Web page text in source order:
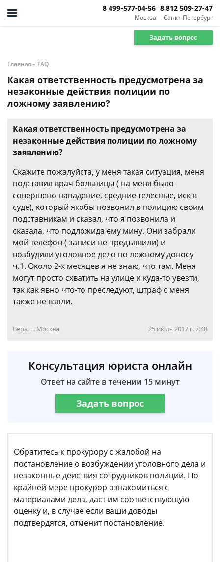
Москва
8 499-577-04-56
Санкт-Петербург
8 812 509-27-47
Задать вопрос
Главная - FAQ
Какая ответственность предусмотрена за
незаконные действия полиции по
ложному заявлению?
Какая ответственность предусмотрена за
незаконные действия полиции по ложному
заявлению?
Скажите пожалуйста, у меня такая ситуация, меня
подставил врач больницы ( на меня было
совершено нападение, средние телесные, иск в
суде), который якобы позвонил в полицию своим
подставникам и сказал, что я позвонила и
сказала, что подложида ему мину. Они забрали
мой телефон ( записи не предъявили) и
возбудили уголовное дело по ложному доносу
ч.1. Около 2-х месяцев я не знаю, что там. Меня
могут просто схватить на улице и куда-то увезти,
так как явно что-то преследуют, штраф с меня
также не взяли.
Вера, г. Москва 25 июля 2017 г. 7:48
Консультация юриста онлайн
Ответ на сайте в течении 15 минут
Задать вопрос
Обратитесь к прокурору с жалобой на
постановление о возбуждении уголовного дела и
незаконные действия сотрудников полиции. По
крайней мере прокурор ознакомиться с
материалами дела, даст им соответствующую
оценку и, в случае если ваши доводы
подтвердятся, отменит постановление.